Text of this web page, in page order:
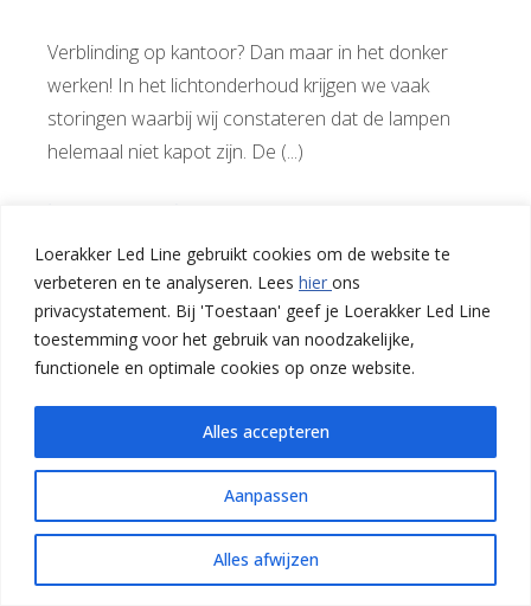
Loerakker Led Line gebruikt cookies om de website te
verbeteren en te analyseren. Lees hier ons
privacystatement. Bij 'Toestaan' geef je Loerakker Led Line
toestemming voor het gebruik van noodzakelijke,
functionele en optimale cookies op onze website.
Aanpassen
Alles afwijzen
Alles accepteren
Verblinding op kantoor? Dan maar in het donker
werken! In het lichtonderhoud krijgen we vaak
storingen waarbij wij constateren dat de lampen
helemaal niet kapot zijn. De (...)
https://youtu.be/QcHwkPgAXBw